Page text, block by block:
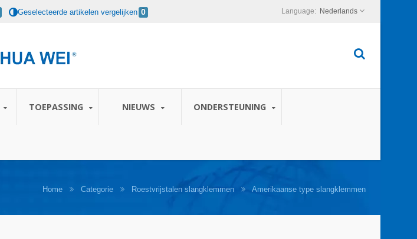
Geselecteerde artikelen vergelijken 0 Nederlands
TOEPASSING NIEUWS ONDERSTEUNING
Home Categorie Roestvrijstalen slangklemmen Amerikaanse type slangklemmen